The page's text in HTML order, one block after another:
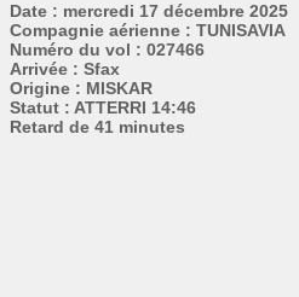
Date : mercredi 17 décembre 2025
Compagnie aérienne : TUNISAVIA
Numéro du vol : 027466
Arrivée : Sfax
Origine : MISKAR
Statut : ATTERRI 14:46
Retard de 41 minutes